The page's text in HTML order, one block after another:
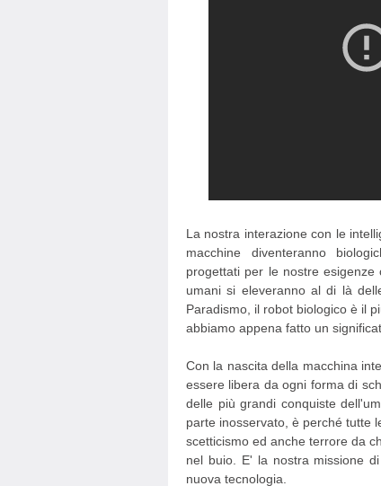
La nostra interazione con le
macchine diventeranno
progettati per le nostre
umani si eleveranno al di là
Paradismo, il robot biologico è il
abbiamo appena fatto un
Con la nascita della macchina
essere libera da ogni forma di
delle più grandi conquiste
parte inosservato, è perché tutte
scetticismo ed anche terrore da
nel buio. E' la nostra missione
nuova tecnologia.